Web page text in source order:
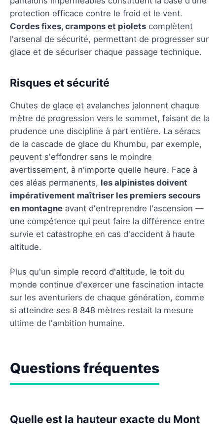
protection efficace contre le froid et le vent.
Cordes fixes, crampons et piolets complètent
l'arsenal de sécurité, permettant de progresser sur
glace et de sécuriser chaque passage technique.
Risques et sécurité
Chutes de glace et avalanches jalonnent chaque
mètre de progression vers le sommet, faisant de la
prudence une discipline à part entière. La séracs
de la cascade de glace du Khumbu, par exemple,
peuvent s'effondrer sans le moindre
avertissement, à n'importe quelle heure. Face à
ces aléas permanents, les alpinistes doivent
impérativement maîtriser les premiers secours
en montagne avant d'entreprendre l'ascension —
une compétence qui peut faire la différence entre
survie et catastrophe en cas d'accident à haute
altitude.
Plus qu'un simple record d'altitude, le toit du
monde continue d'exercer une fascination intacte
sur les aventuriers de chaque génération, comme
si atteindre ses 8 848 mètres restait la mesure
ultime de l'ambition humaine.
Questions fréquentes
Quelle est la hauteur exacte du Mont